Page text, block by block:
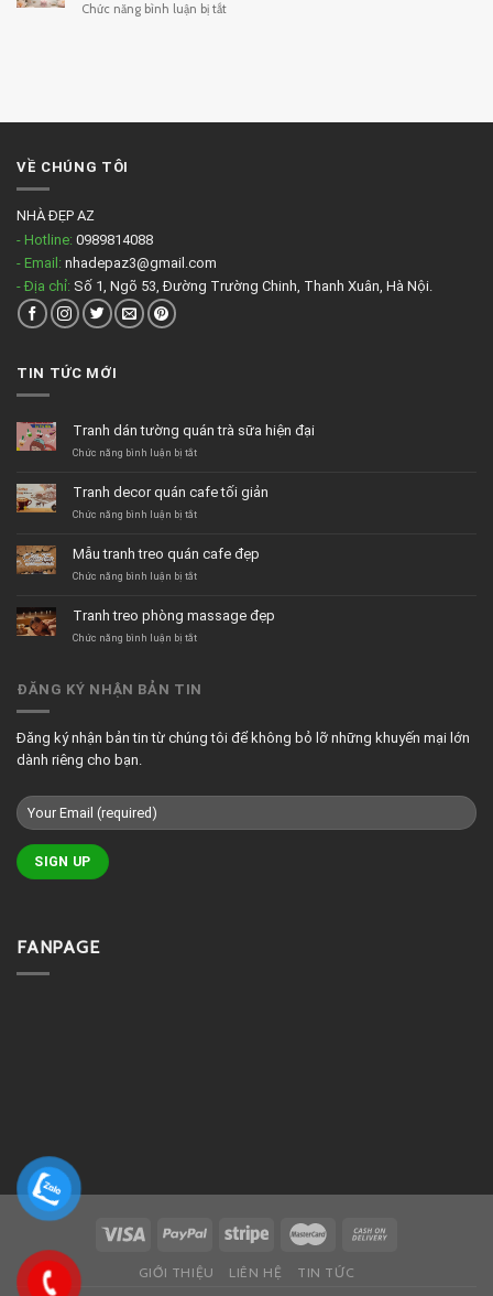
massage
Chức năng bình luận bị tắtở
VỀ CHÚNG TÔI
NHÀ ĐẸP AZ
- Hotline: 0989814088
- Email: nhadepaz3@gmail.com
- Địa chỉ: Số 1, Ngõ 53, Đường Trường Chinh, Thanh Xuân, Hà Nội.
TIN TỨC MỚI
Tranh dán tường quán trà sữa hiện đại
Chức năng bình luận bị tắtở
tường
quán
hiện
đại
Tranh decor quán cafe tối giản
Chức năng bình luận bị tắtở
quán
cafe
Mẫu tranh treo quán cafe đẹp
Chức năng bình luận bị tắtở
treo
quán
Tranh treo phòng massage đẹp
Chức năng bình luận bị tắtở
phòng
ĐĂNG KÝ NHẬN BẢN TIN
Đăng ký nhận bản tin từ chúng tôi để không bỏ lỡ những khuyến mại lớn
dành riêng cho bạn.
FANPAGE
GIỚI THIỆU LIÊN HỆ TIN TỨC